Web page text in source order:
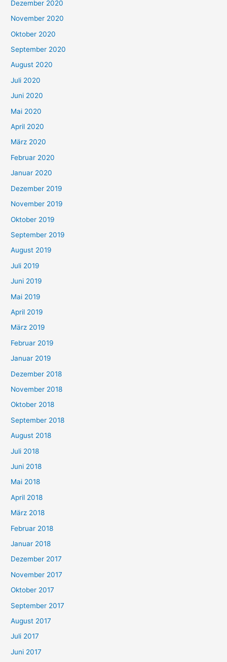
Dezember 2020
November 2020
Oktober 2020
September 2020
August 2020
Juli 2020
Juni 2020
Mai 2020
April 2020
März 2020
Februar 2020
Januar 2020
Dezember 2019
November 2019
Oktober 2019
September 2019
August 2019
Juli 2019
Juni 2019
Mai 2019
April 2019
März 2019
Februar 2019
Januar 2019
Dezember 2018
November 2018
Oktober 2018
September 2018
August 2018
Juli 2018
Juni 2018
Mai 2018
April 2018
März 2018
Februar 2018
Januar 2018
Dezember 2017
November 2017
Oktober 2017
September 2017
August 2017
Juli 2017
Juni 2017